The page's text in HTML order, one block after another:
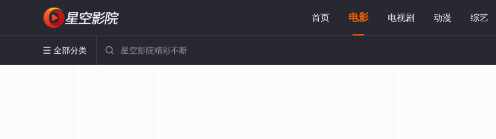
首页 电影 电视剧 动漫 综艺
 全部分类 